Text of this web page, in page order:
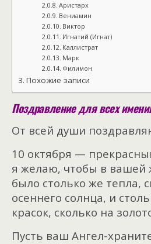
Аристарх
Вениамин
Виктор
Игнатий (Игнат)
Каллистрат
Марк
Филимон
Похожие записи
Поздравление для всех
От всей души
10 октября —
я желаю, чтобы в вашей
было столько же тепла,
осеннего солнца, и
красок, сколько на
Пусть ваш Ангел-